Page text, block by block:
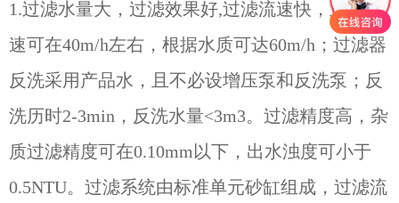
1.过滤水量大，过滤效果好,过滤流速快，正常滤
速可在40m/h左右，根据水质可达60m/h；过滤器
反洗采用产品水，且不必设增压泵和反洗泵；反
洗历时2-3min，反洗水量<3m3。过滤精度高，杂
质过滤精度可在0.10mm以下，出水浊度可小于
0.5NTU。过滤系统由标准单元砂缸组成，过滤流